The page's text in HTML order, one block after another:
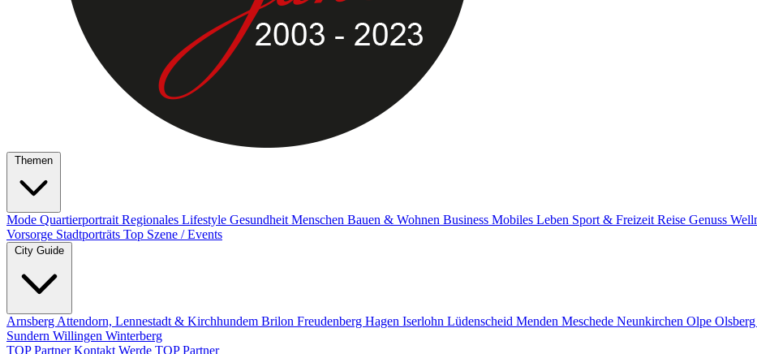
Themen
Mode Quartierportrait Regionales Lifestyle Gesundheit Menschen Bauen & Wohnen Business Mobiles Leben Sport & Freizeit Reise Genuss
Vorsorge Stadtporträts Top Szene / Events
City Guide
Arnsberg Attendorn, Lennestadt & Kirchhundem Brilon Freudenberg Hagen Iserlohn Lüdenscheid Menden Meschede Neunkirchen Olpe Olsberg
Sundern Willingen Winterberg
TOP PartnerKontakt Werde TOP Partner